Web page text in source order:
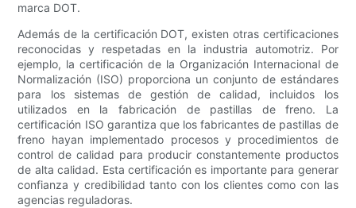
marca DOT.
Además de la certificación DOT, existen otras certificaciones
reconocidas y respetadas en la industria automotriz. Por
ejemplo, la certificación de la Organización Internacional de
Normalización (ISO) proporciona un conjunto de estándares
para los sistemas de gestión de calidad, incluidos los
utilizados en la fabricación de pastillas de freno. La
certificación ISO garantiza que los fabricantes de pastillas de
freno hayan implementado procesos y procedimientos de
control de calidad para producir constantemente productos
de alta calidad. Esta certificación es importante para generar
confianza y credibilidad tanto con los clientes como con las
agencias reguladoras.